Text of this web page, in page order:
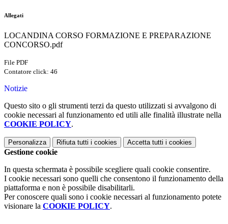
Allegati
LOCANDINA CORSO FORMAZIONE E PREPARAZIONE
CONCORSO.pdf
File PDF
Contatore click: 46
Notizie
Questo sito o gli strumenti terzi da questo utilizzati si avvalgono di
cookie necessari al funzionamento ed utili alle finalità illustrate nella
COOKIE POLICY.
Personalizza Rifiuta tutti i cookies Accetta tutti i cookies
Gestione cookie
In questa schermata è possibile scegliere quali cookie consentire.
I cookie necessari sono quelli che consentono il funzionamento della
piattaforma e non è possibile disabilitarli.
Per conoscere quali sono i cookie necessari al funzionamento potete
visionare la COOKIE POLICY.